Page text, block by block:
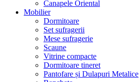
Canapele Oriental
Mobilier
Dormitoare
Set sufragerii
Mese sufragerie
Scaune
Vitrine compacte
Dormitoare tineret
Pantofare și Dulapuri Metalice